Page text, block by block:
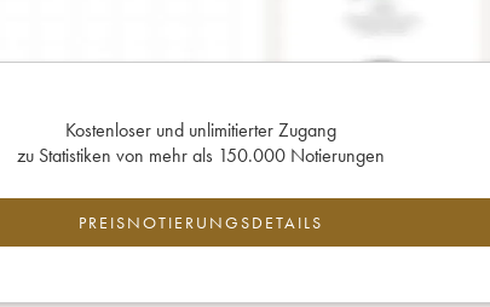
Kostenloser und unlimitierter Zugang
zu Statistiken von mehr als 150.000 Notierungen
PREISNOTIERUNGSDETAILS